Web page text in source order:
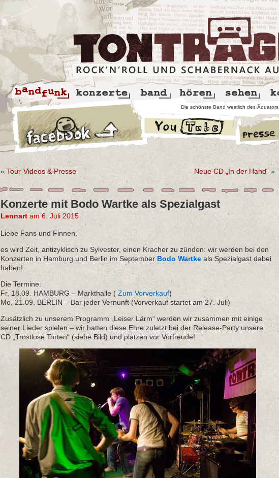
Die schönste Band westlich des Äquators.
« Tour-Videos & Presse Neue CD „In der Hand“»
Konzerte mit Bodo Wartke als Spezialgast
Lennartam 6. Juli 2015
Liebe Fans und Finnen,
es wird Zeit, antizyklisch zu Sylvester, einen Kracher zu zünden: wir werden bei den
Konzerten in Hamburg und Berlin im September Bodo Wartkeals Spezialgast dabei
haben!
Die Termine:
Fr, 18.09. HAMBURG – Markthalle (Zum Vorverkauf)
Mo, 21.09. BERLIN – Bar jeder Vernunft (Vorverkauf startet am 27. Juli)
Zusätzlich zu unserem Programm „Leiser Lärm“ werden wir zusammen mit einige
seiner Lieder spielen – wir hatten diese Ehre zuletzt bei der Release-Party unsere
CD „Trostlose Torten“ (siehe Bild) und platzen vor Vorfreude!